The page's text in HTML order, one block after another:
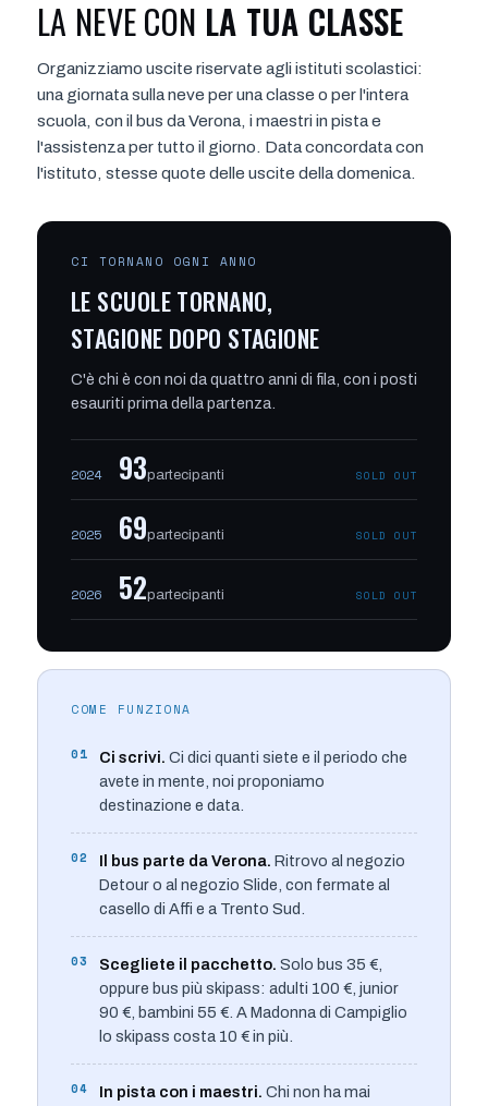
LA NEVE CON LA TUA CLASSE
Organizziamo uscite riservate agli istituti scolastici:
una giornata sulla neve per una classe o per l'intera
scuola, con il bus da Verona, i maestri in pista e
l'assistenza per tutto il giorno. Data concordata con
l'istituto, stesse quote delle uscite della domenica.
CI TORNANO OGNI ANNO
LE SCUOLE TORNANO,
STAGIONE DOPO STAGIONE
C'è chi è con noi da quattro anni di fila, con i posti
esauriti prima della partenza.
2024 93partecipanti SOLD OUT
2025 69partecipanti SOLD OUT
2026 52partecipanti SOLD OUT
COME FUNZIONA
01 Ci scrivi. Ci dici quanti siete e il periodo che
avete in mente, noi proponiamo
destinazione e data.
02 Il bus parte da Verona. Ritrovo al negozio
Detour o al negozio Slide, con fermate al
casello di Affi e a Trento Sud.
03 Scegliete il pacchetto. Solo bus 35 €,
oppure bus più skipass: adulti 100 €, junior
90 €, bambini 55 €. A Madonna di Campiglio
lo skipass costa 10 € in più.
04 In pista con i maestri. Chi non ha mai